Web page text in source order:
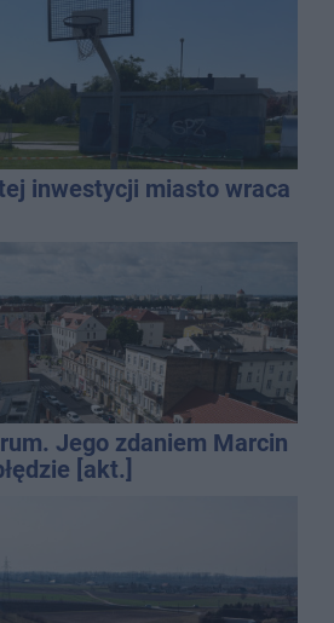
inwestycji miasto wraca
Jego zdaniem Marcin
[akt.]